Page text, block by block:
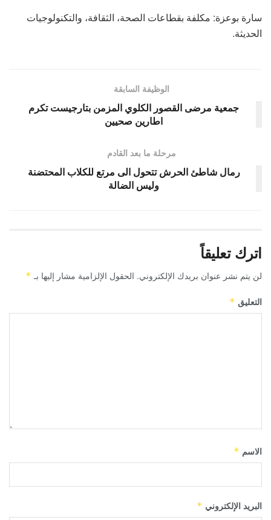
سارة بوعزة: مكلفة بقطاعات الصحة، الثقافة، والتكنولوجيات
الحديثة.
الوظيفة السابقة
جمعية مرضى القصور الكلوي المزمن بتارجيست تكرم
اطارين صحيين
مرحلة ما بعد القادم
رمال شاطئ الحرش تتحول الى مرتع للكلاب المحتضنة
وليس الضالة
اترك تعليقاً
لن يتم نشر عنوان بريدك الإلكتروني. الحقول الإلزامية مشار إليها بـ *
التعليق *
الاسم *
البريد الإلكتروني *